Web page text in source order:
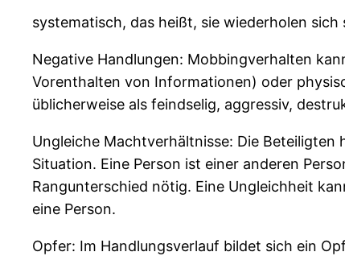
systematisch, das heißt, sie wiederholen sich
Negative Handlungen: Mobbingverhalten
Vorenthalten von Informationen) oder
üblicherweise als feindselig, aggressiv,
Ungleiche Machtverhältnisse: Die
Situation. Eine Person ist einer anderen
Rangunterschied nötig. Eine Ungleichheit
eine Person.
Opfer: Im Handlungsverlauf bildet sich ein